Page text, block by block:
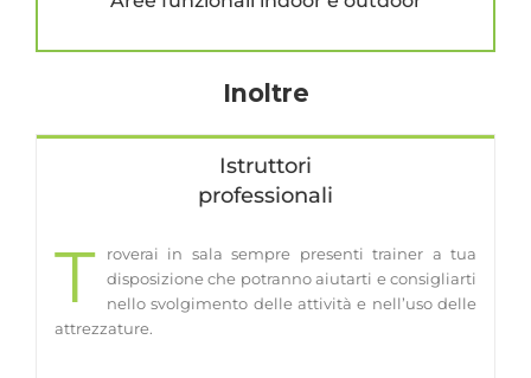
Inoltre
Istruttori
professionali
T
roverai in sala sempre presenti trainer a tua
disposizione che potranno aiutarti e consigliarti
nello svolgimento delle attività e nell’uso delle
attrezzature.